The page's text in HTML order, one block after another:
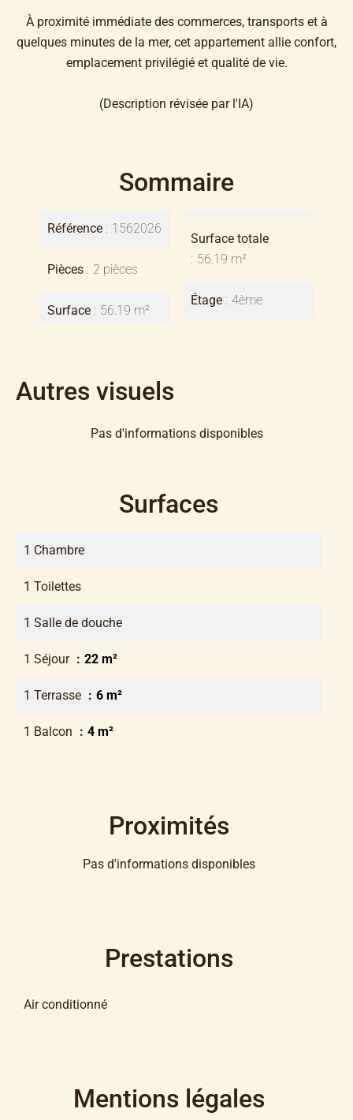
À proximité immédiate des commerces, transports et à
quelques minutes de la mer, cet appartement allie confort,
emplacement privilégié et qualité de vie.
(Description révisée par l'IA)
Sommaire
Référence 1562026
Pièces 2 pièces
Surface 56.19 m²
Surface totale
56.19 m²
Étage 4ème
Autres visuels
Pas d'informations disponibles
Surfaces
1 Chambre
1 Toilettes
1 Salle de douche
1 Séjour 22 m²
1 Terrasse 6 m²
1 Balcon 4 m²
Proximités
Pas d'informations disponibles
Prestations
Air conditionné
Mentions légales